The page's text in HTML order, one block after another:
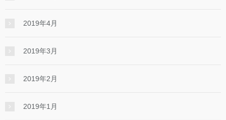
2019年4月
2019年3月
2019年2月
2019年1月